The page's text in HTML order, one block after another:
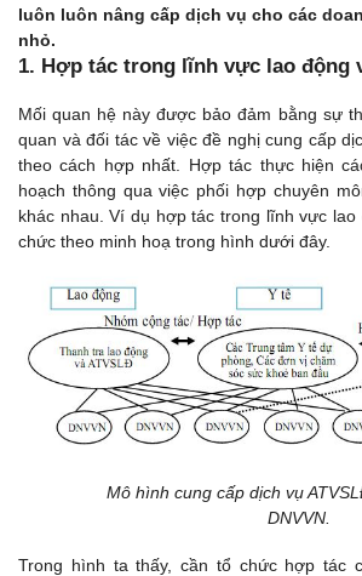
luôn luôn nâng cấp dịch vụ cho các
nhỏ.
1. Hợp tác trong lĩnh vực lao động
Mối quan hệ này được bảo đảm bằng sự
quan và đối tác về việc đề nghị cung cấp
theo cách hợp nhất. Hợp tác thực hiện
hoạch thông qua việc phối hợp chuyên
khác nhau. Ví dụ hợp tác trong lĩnh vực
chức theo minh hoạ trong hình dưới đây.
Mô hình cung cấp dịch vụ
DNVVN.
Trong hình ta thấy, cần tổ chức hợp tác